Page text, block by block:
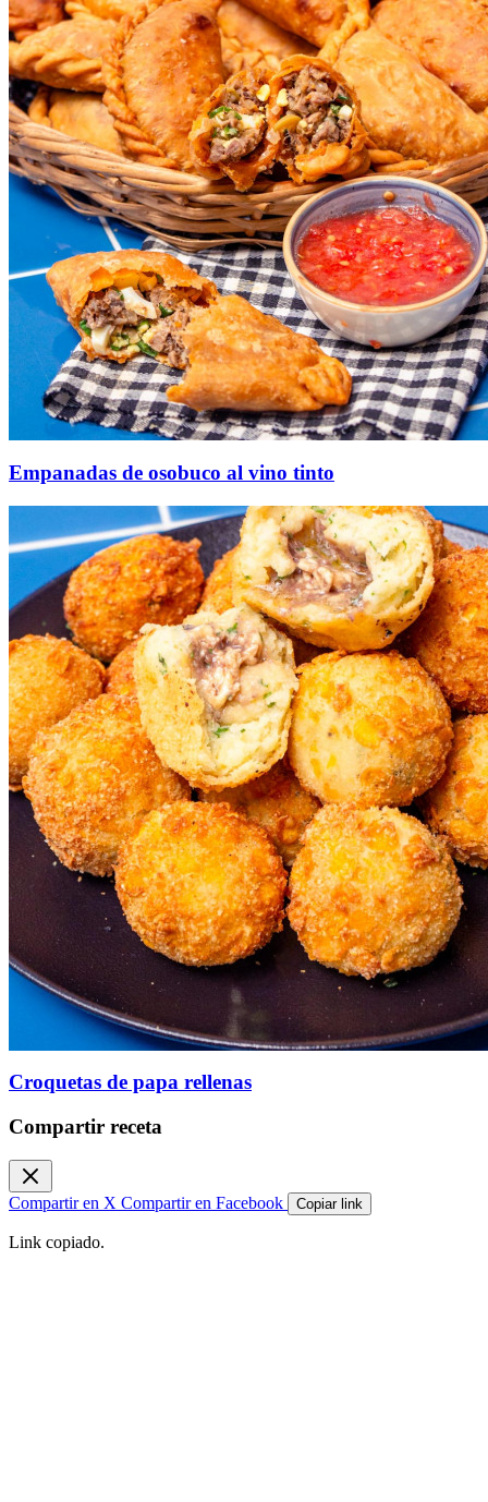
Empanadas de osobuco al vino tinto
Croquetas de papa rellenas
Compartir receta
Compartir en X Compartir en Facebook Copiar link
Link copiado.